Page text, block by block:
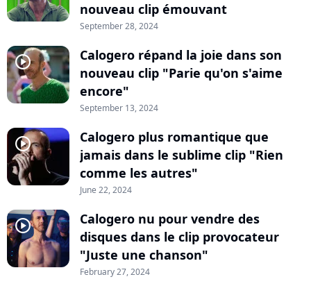
nouveau clip émouvant
September 28, 2024
player2
Calogero répand la joie dans son
nouveau clip "Parie qu'on s'aime
encore"
September 13, 2024
player2
Calogero plus romantique que
jamais dans le sublime clip "Rien
comme les autres"
June 22, 2024
player2
Calogero nu pour vendre des
disques dans le clip provocateur
"Juste une chanson"
February 27, 2024